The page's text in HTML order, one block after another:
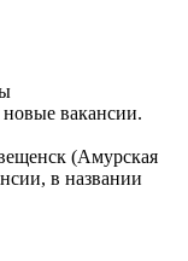
вакансии.
(Амурская
в названии